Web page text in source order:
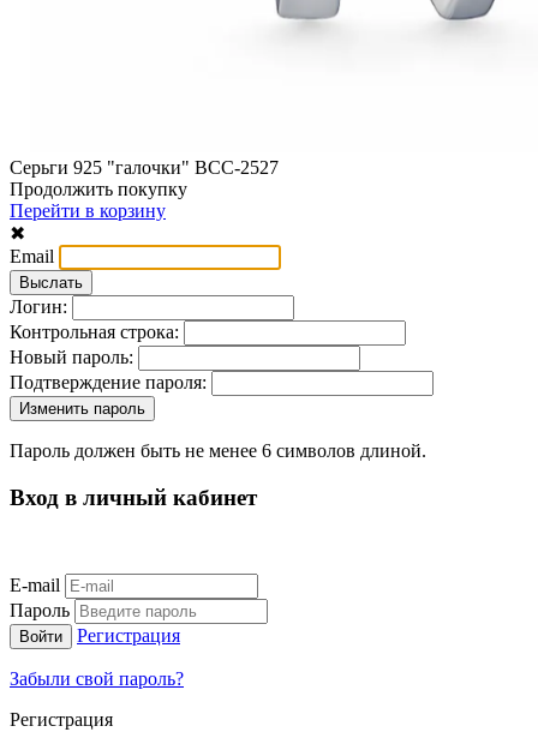
Серьги 925 "галочки" ВСС-2527
Продолжить покупку
Перейти в корзину
✖
Email
Логин:
Контрольная строка:
Новый пароль:
Подтверждение пароля:
Пароль должен быть не менее 6 символов длиной.
Вход в личный кабинет
E-mail
Пароль
Регистрация
Забыли свой пароль?
Регистрация